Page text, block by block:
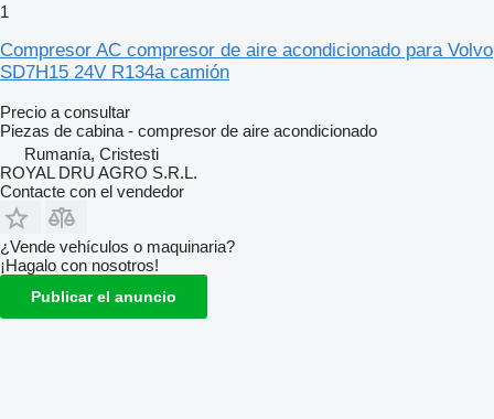
1
Compresor AC compresor de aire acondicionado para Volvo
SD7H15 24V R134a camión
Precio a consultar
Piezas de cabina - compresor de aire acondicionado
Rumanía, Cristesti
ROYAL DRU AGRO S.R.L.
Contacte con el vendedor
¿Vende vehículos o maquinaria?
¡Hagalo con nosotros!
Publicar el anuncio